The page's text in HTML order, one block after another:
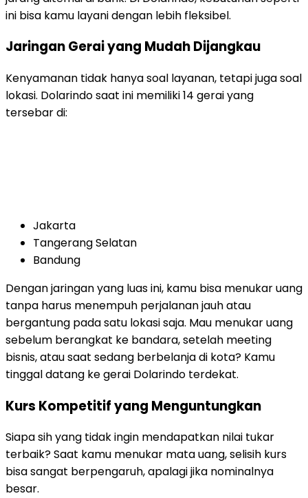
ini bisa kamu layani dengan lebih fleksibel.
Jaringan Gerai yang Mudah Dijangkau
Kenyamanan tidak hanya soal layanan, tetapi juga soal
lokasi. Dolarindo saat ini memiliki 14 gerai yang
tersebar di:
Jakarta
Tangerang Selatan
Bandung
Dengan jaringan yang luas ini, kamu bisa menukar uang
tanpa harus menempuh perjalanan jauh atau
bergantung pada satu lokasi saja. Mau menukar uang
sebelum berangkat ke bandara, setelah meeting
bisnis, atau saat sedang berbelanja di kota? Kamu
tinggal datang ke gerai Dolarindo terdekat.
Kurs Kompetitif yang Menguntungkan
Siapa sih yang tidak ingin mendapatkan nilai tukar
terbaik? Saat kamu menukar mata uang, selisih kurs
bisa sangat berpengaruh, apalagi jika nominalnya
besar.